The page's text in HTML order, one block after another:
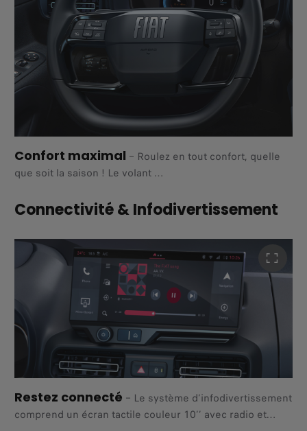
Confort maximal – Roulez en tout confort, quelle
que soit la saison ! Le volant
chaque trajet encore plus agréable.
Connectivité & Infodivertissement
Restez connecté – Le système d’infodivertissement
comprend un écran tactile couleur 10’’ avec radio et